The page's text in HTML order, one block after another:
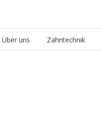
Über uns Zahntechnik